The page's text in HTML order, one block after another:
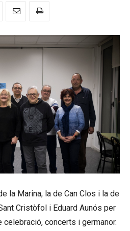
la Marina, la de Can Clos i la de
Cristòfol i Eduard Aunós per
concerts i germanor.